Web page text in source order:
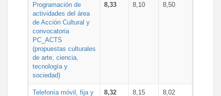
Programación de
actividades del área
de Acción Cultural y
convocatoria
PC_ACTS
(propuestas culturales
de arte, ciencia,
tecnología y
sociedad)
8,33 8,10 8,50
Telefonía móvil, fija y
8,32 8,15 8,02